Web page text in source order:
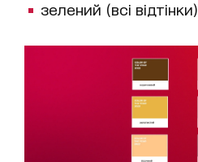
зелений (всі відтінки).